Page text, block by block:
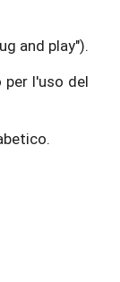
and play").
l'uso del